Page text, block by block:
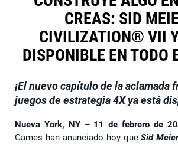
CREAS: SID
CIVILIZATION® VII
DISPONIBLE EN TODO
¡El nuevo capítulo de la aclamada
juegos de estrategia 4X ya está
Nueva York, NY – 11 de febrero de
Games han anunciado hoy queSid